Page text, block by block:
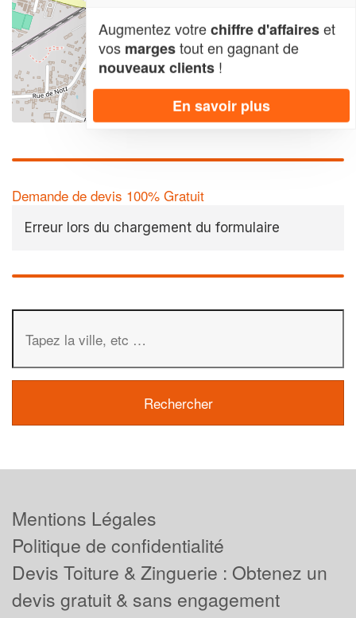
OpenStreetMap contributors,
Demande de devis 100% Gratuit
Erreur lors du chargement du formulaire
Augmentez votrechiffre d'affaireset
vos margestout en gagnant de
nouveaux clients !
En savoir plus
Mentions Légales
Politique de confidentialité
Devis Toiture & Zinguerie : Obtenez un
devis gratuit & sans engagement